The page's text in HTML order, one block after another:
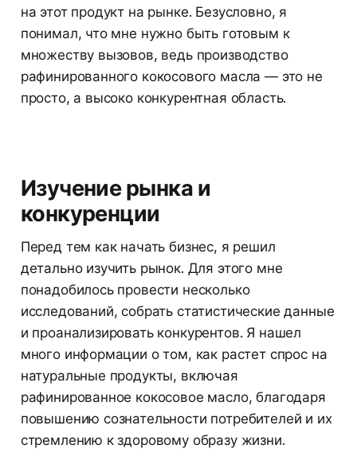
на этот продукт на рынке. Безусловно, я
понимал, что мне нужно быть готовым к
множеству вызовов, ведь производство
рафинированного кокосового масла — это не
просто, а высоко конкурентная область.
Изучение рынка и
конкуренции
Перед тем как начать бизнес, я решил
детально изучить рынок. Для этого мне
понадобилось провести несколько
исследований, собрать статистические данные
и проанализировать конкурентов. Я нашел
много информации о том, как растет спрос на
натуральные продукты, включая
рафинированное кокосовое масло, благодаря
повышению сознательности потребителей и их
стремлению к здоровому образу жизни.